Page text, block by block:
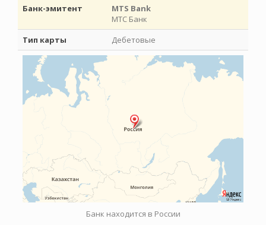
Банк-эмитент
MTS Bank
МТС Банк
Тип карты
Дебетовые
Банк находится в России